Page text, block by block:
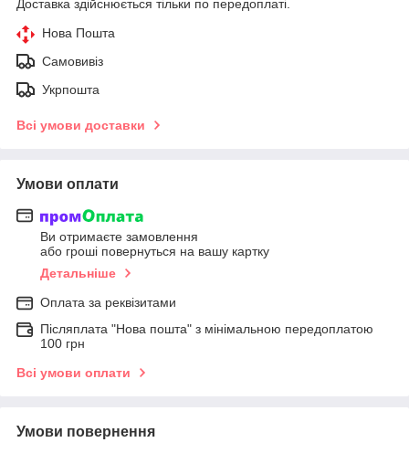
Доставка здійснюється тільки по передоплаті.
Нова Пошта
Самовивіз
Укрпошта
Всі умови доставки
Умови оплати
Ви отримаєте замовлення
або гроші повернуться на вашу картку
Детальніше
Оплата за реквізитами
Післяплата "Нова пошта" з мінімальною передоплатою
100 грн
Всі умови оплати
Умови повернення